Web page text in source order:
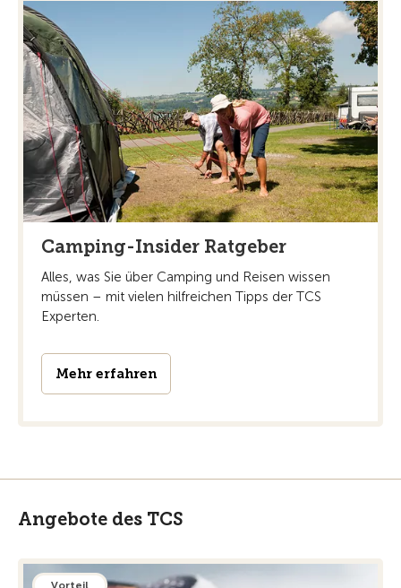
Camping-Insider Ratgeber
Alles, was Sie über Camping und Reisen wissen
müssen – mit vielen hilfreichen Tipps der TCS
Experten.
Mehr erfahren
Angebote des TCS
Vorteil